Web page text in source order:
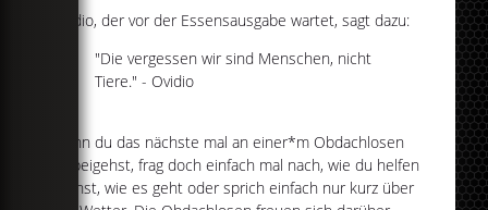
Ovidio, der vor der Essensausgabe wartet, sagt dazu:
"Die vergessen wir sind Menschen, nicht
Tiere." - Ovidio
Wenn du das nächste mal an einer*m Obdachlosen
vorbeigehst, frag doch einfach mal nach, wie du helfen
kannst, wie es geht oder sprich einfach nur kurz über